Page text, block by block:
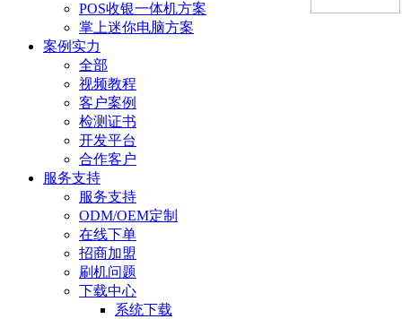
POS收银一体机方案
掌上迷你电脑方案
案例实力
全部
视频教程
客户案例
检测证书
开发平台
合作客户
服务支持
服务支持
ODM/OEM定制
在线下单
招商加盟
刷机问题
下载中心
系统下载